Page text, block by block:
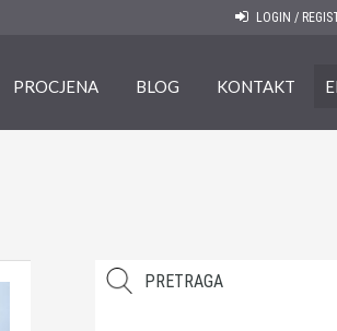
LOGIN /
PROCJENA BLOG KONTAKT
PRETRAGA